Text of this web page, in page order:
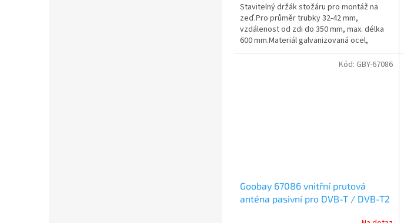
Stavitelný držák stožáru pro montáž na
zeď.Pro průměr trubky 32-42 mm,
vzdálenost od zdi do 350 mm, max. délka
600 mm.Materiál galvanizovaná ocel,
tloušťka 3 mm.Provedení se...
Goobay 67086 vnitřní prutová
anténa pasivní pro DVB-T / DVB-T2
Kód: GBY-67086